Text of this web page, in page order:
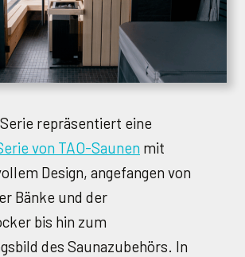
repräsentiert eine
von TAO-Saunen mit
Design, angefangen von
Bänke und der
bis hin zum
des Saunazubehörs. In